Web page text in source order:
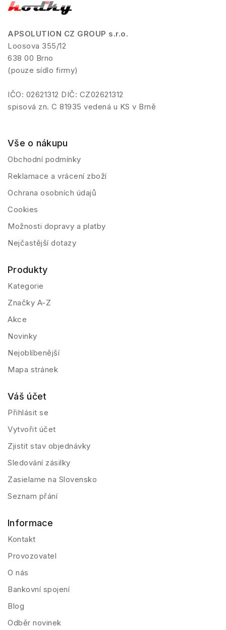
APSOLUTION CZ GROUP s.r.o.
Loosova 355/12
638 00 Brno
(pouze sídlo firmy)
IČO: 02621312 DIČ: CZ02621312
spisová zn. C 81935 vedená u KS v Brně
Vše o nákupu
Obchodní podmínky
Reklamace a vrácení zboží
Ochrana osobních údajů
Cookies
Možnosti dopravy a platby
Nejčastější dotazy
Produkty
Kategorie
Značky A-Z
Akce
Novinky
Nejoblíbenější
Mapa stránek
Váš účet
Přihlásit se
Vytvořit účet
Zjistit stav objednávky
Sledování zásilky
Zasielame na Slovensko
Seznam přání
Informace
Kontakt
Provozovatel
O nás
Bankovní spojení
Blog
Odběr novinek